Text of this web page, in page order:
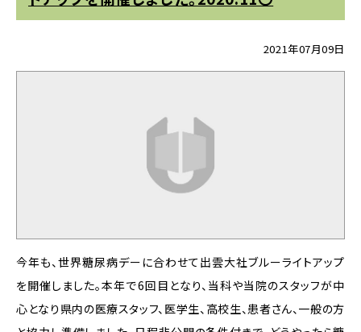
2021年07月09日
今年も、世界糖尿病デーに合わせて出雲大社ブルーライトアップ
を開催しました。本年で6回目となり、当科や当院のスタッフが中
心となり県内の医療スタッフ、医学生、高校生、患者さん、一般の方